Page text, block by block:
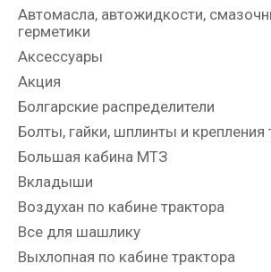
Автомасла, автожидкости,
герметики
Аксессуары
Акция
Болгарские распределители
Болты, гайки, шплинты и крепления
Большая кабина МТЗ
Вкладыши
Воздухан по кабине трактора
Все для шашлику
Выхлопная по кабине трактора